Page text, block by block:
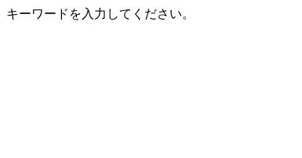
キーワードを入力してください。